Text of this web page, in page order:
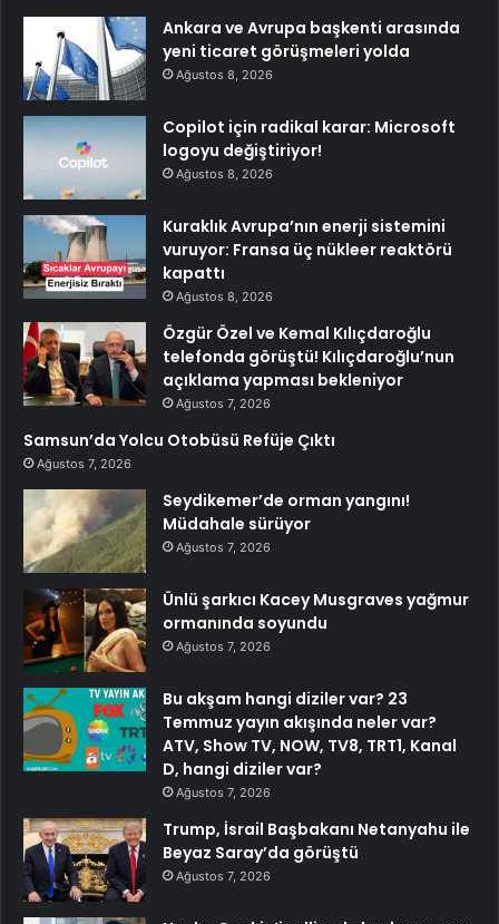
Ankara ve Avrupa başkenti arasında
yeni ticaret görüşmeleri yolda
Ağustos 8, 2026
Copilot için radikal karar: Microsoft
logoyu değiştiriyor!
Ağustos 8, 2026
Kuraklık Avrupa’nın enerji sistemini
vuruyor: Fransa üç nükleer reaktörü
kapattı
Ağustos 8, 2026
Özgür Özel ve Kemal Kılıçdaroğlu
telefonda görüştü! Kılıçdaroğlu’nun
açıklama yapması bekleniyor
Ağustos 7, 2026
Samsun’da Yolcu Otobüsü Refüje Çıktı
Ağustos 7, 2026
Seydikemer’de orman yangını!
Müdahale sürüyor
Ağustos 7, 2026
Ünlü şarkıcı Kacey Musgraves yağmur
ormanında soyundu
Ağustos 7, 2026
Bu akşam hangi diziler var? 23
Temmuz yayın akışında neler var?
ATV, Show TV, NOW, TV8, TRT1, Kanal
D, hangi diziler var?
Ağustos 7, 2026
Trump, İsrail Başbakanı Netanyahu ile
Beyaz Saray’da görüştü
Ağustos 7, 2026